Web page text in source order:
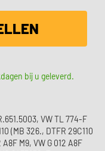
bij u geleverd.
VW TL 774-F
(MB 326., DTFR 29C110
M9, VW G 012 A8F